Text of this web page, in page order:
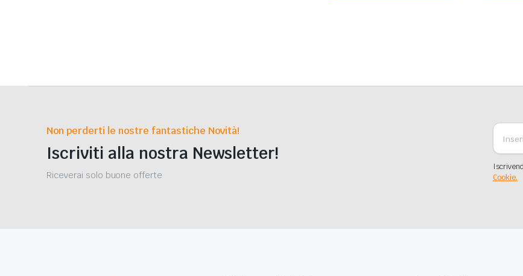
Non perderti le nostre fantastiche Novità!
Iscriviti alla nostra Newsletter!
Riceverai solo buone offerte
Cookie.